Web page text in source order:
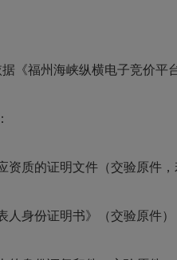
《福州海峡纵横电子竞价平
质的证明文件（交验原件
身份证明书》（交验原件）